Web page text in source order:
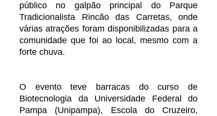
público no galpão principal do Parque
Tradicionalista Rincão das Carretas, onde
várias atrações foram disponibilizadas para a
comunidade que foi ao local, mesmo com a
forte chuva.
O evento teve barracas do curso de
Biotecnologia da Universidade Federal do
Pampa (Unipampa), Escola do Cruzeiro,